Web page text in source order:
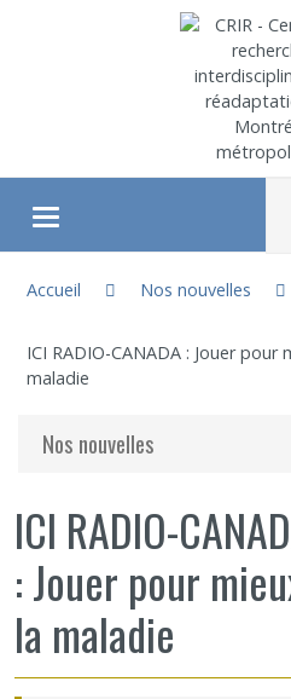
Aller directement au
Ouvrir/fermer le menu
À propos
Recherche
Partageons nos savoirs
Emplois et stages
Accueil
Nos nouvelles
ICI RADIO-CANADA : Jouer pour
maladie
Nos nouvelles
ICI RADIO-
: Jouer pour
la maladie